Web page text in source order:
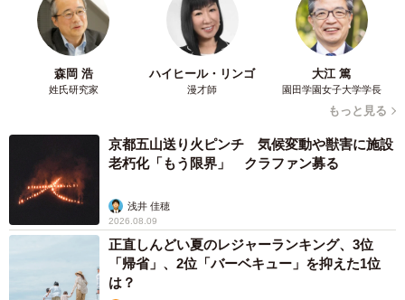
超えて今も家族の絆を結んでいる…とても素敵ですね！
https://x.com/machirealestate
ジャズピアニストを数年前引退した父85才に無茶振りして
ヨドバシのストリートピアノ弾いてもらったら人集まって
きて拍手貰いました✨🎹この指10本で育った私😭泣いた😭
ずっと元気でいて🙏 pic.twitter.com/G73PaaSQ48
— 町不動産 (@machirealestate) November 5, 2023
愛の讃歌131万回視聴ありがとうございます🙇‍♀️おそらく父
森岡 浩
姓氏研究家
ハイヒール・リンゴ
漫才師
大江 篤
園田学園女子大学学長
もっと見る
京都五山送り火ピンチ 気候変動や獣害に施設
老朽化「もう限界」 クラファン募る
浅井 佳穂
2026.08.09
正直しんどい夏のレジャーランキング、3位
「帰省」、2位「バーベキュー」を抑えた1位
は？